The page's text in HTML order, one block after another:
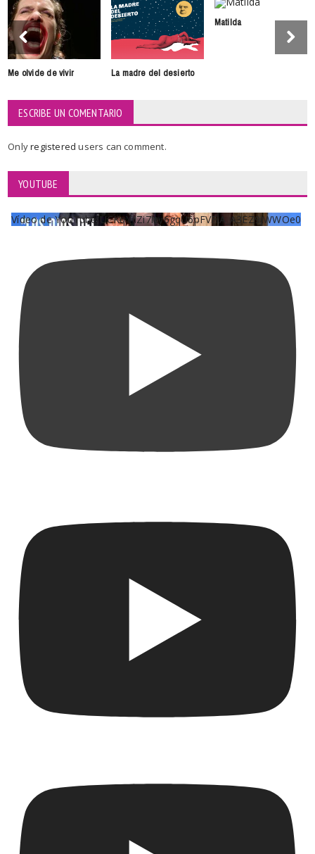
Me olvide de vivir La madre del desierto
Matilda
ESCRIBE UN COMENTARIO
Onlyregisteredusers can comment.
YOUTUBE
Vídeo de YouTube UCKqYjiZi7lzy6gqU6pFVFiA_A3EZ9JWWOe0